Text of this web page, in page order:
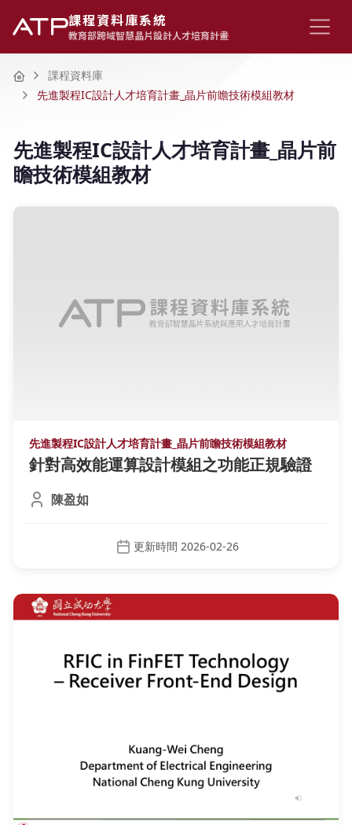
課程資料庫系統
教育部跨域智慧晶片設計人才培育計畫
Home課程資料庫
先進製程IC設計人才培育計畫_晶片前瞻技術模組教材
先進製程IC設計人才培育計畫_晶片前
瞻技術模組教材
先進製程IC設計人才培育計畫_晶片前瞻技術模組教材
針對高效能運算設計模組之功能正規驗證
陳盈如
更新時間 2026-02-26